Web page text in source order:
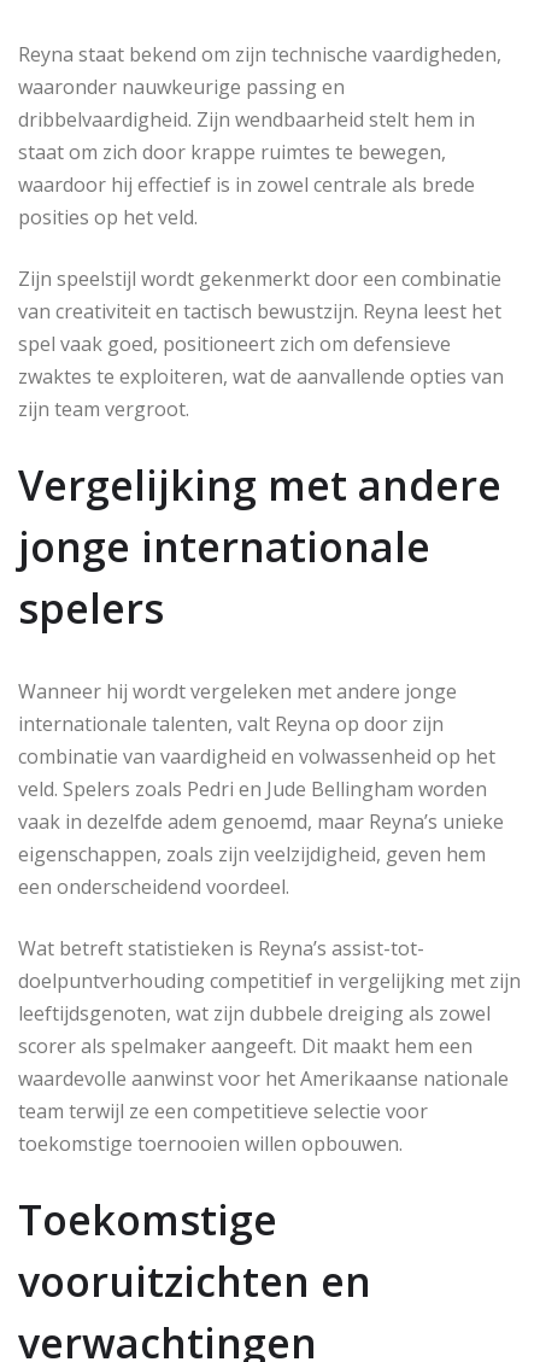
Reyna staat bekend om zijn technische vaardigheden,
waaronder nauwkeurige passing en
dribbelvaardigheid. Zijn wendbaarheid stelt hem in
staat om zich door krappe ruimtes te bewegen,
waardoor hij effectief is in zowel centrale als brede
posities op het veld.
Zijn speelstijl wordt gekenmerkt door een combinatie
van creativiteit en tactisch bewustzijn. Reyna leest het
spel vaak goed, positioneert zich om defensieve
zwaktes te exploiteren, wat de aanvallende opties van
zijn team vergroot.
Vergelijking met andere
jonge internationale
spelers
Wanneer hij wordt vergeleken met andere jonge
internationale talenten, valt Reyna op door zijn
combinatie van vaardigheid en volwassenheid op het
veld. Spelers zoals Pedri en Jude Bellingham worden
vaak in dezelfde adem genoemd, maar Reyna’s unieke
eigenschappen, zoals zijn veelzijdigheid, geven hem
een onderscheidend voordeel.
Wat betreft statistieken is Reyna’s assist-tot-
doelpuntverhouding competitief in vergelijking met zijn
leeftijdsgenoten, wat zijn dubbele dreiging als zowel
scorer als spelmaker aangeeft. Dit maakt hem een
waardevolle aanwinst voor het Amerikaanse nationale
team terwijl ze een competitieve selectie voor
toekomstige toernooien willen opbouwen.
Toekomstige
vooruitzichten en
verwachtingen